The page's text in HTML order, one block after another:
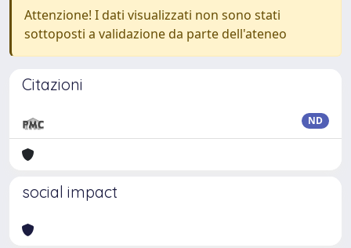
Attenzione! I dati visualizzati non sono stati
sottoposti a validazione da parte dell'ateneo
Citazioni
ND
social impact